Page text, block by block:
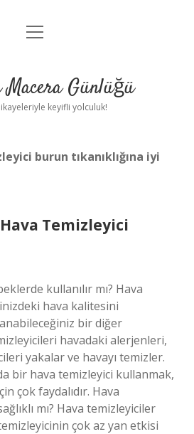
Anasayfa
Yasal Uyarı
menüyü
Macera Günlüğü
keyifli yolculuk!
burun tıkanıklığına iyi
Temizleyici
kullanılır mı? Hava
hava kalitesini
bir diğer
havadaki alerjenleri,
yakalar ve havayı temizler.
bir hava temizleyici kullanmak,
çok faydalıdır. Hava
mı? Hava temizleyiciler
çok az yan etkisi